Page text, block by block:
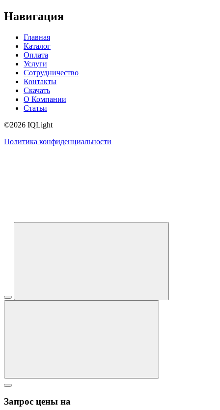
Навигация
Главная
Каталог
Оплата
Услуги
Сотрудничество
Контакты
Скачать
О Компании
Статьи
©2026 IQLight
Политика конфиденциальности
Запрос цены на